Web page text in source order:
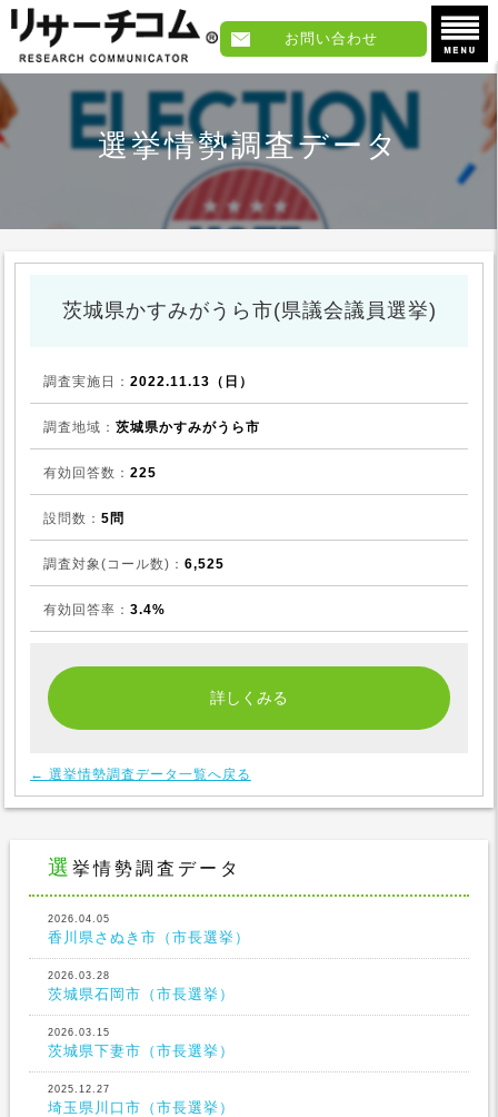
お問い合わせ
選挙情勢調査データ
茨城県かすみがうら市(県議会議員選挙)
調査実施日： 2022.11.13（日）
調査地域： 茨城県かすみがうら市
有効回答数： 225
設問数： 5問
調査対象(コール数)： 6,525
有効回答率： 3.4%
← 選挙情勢調査データ一覧へ戻る
選挙情勢調査データ
2026.04.05
香川県さぬき市（市長選挙）
2026.03.28
茨城県石岡市（市長選挙）
2026.03.15
茨城県下妻市（市長選挙）
2025.12.27
埼玉県川口市（市長選挙）